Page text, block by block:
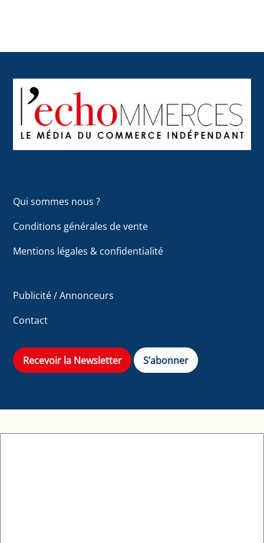
To
Top
Qui sommes nous ?
Conditions générales de vente
Mentions légales & confidentialité
Publicité / Annonceurs
Contact
Recevoir la Newsletter S’abonner